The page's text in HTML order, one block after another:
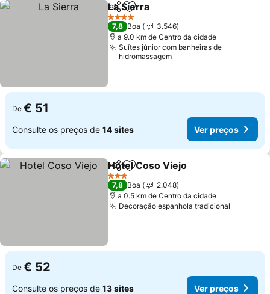
PartilharAdicionar aos favoritos
La Sierra
4 Estrelas
7,8 Boa
3.546
a 9.0 km de Centro da cidade
Suítes júnior com banheiras de
hidromassagem
De € 51
Consulte os preços de 14 sites Ver preços
PartilharAdicionar aos favoritos
Hotel Coso Viejo
3 Estrelas
7,8 Boa
2.048
a 0.5 km de Centro da cidade
Decoração espanhola tradicional
De € 52
Consulte os preços de 13 sites Ver preços